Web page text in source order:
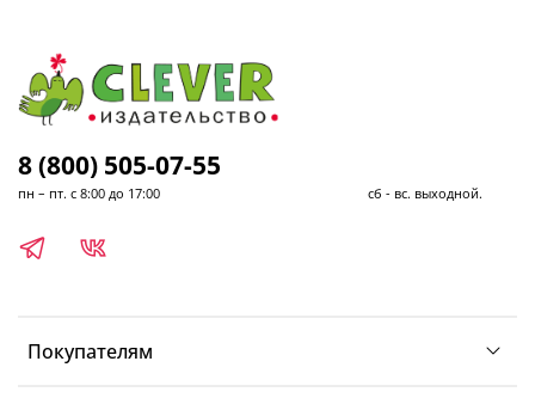
Покупателям
8 (800) 505-07-55
пн – пт. с 8:00 до 17:00 сб - вс. выходной.